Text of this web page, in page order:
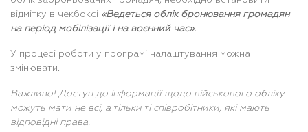
відмітку в чекбоксі «Ведеться облік бронювання громадян
на період мобілізації і на воєнний час».
У процесі роботи у програмі налаштування можна
змінювати.
Важливо! Доступ до інформації щодо військового обліку
можуть мати не всі, а тільки ті співробітники, які мають
відповідні права.